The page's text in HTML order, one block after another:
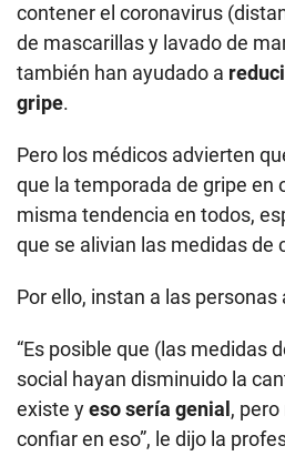
contener el coronavirus
de mascarillas y lavado de
también han ayudado a
gripe.
Pero los médicos advierten
que la temporada de gripe en
misma tendencia en todos,
que se alivian las medidas de
Por ello, instan a las personas
“Es posible que (las medidas
social hayan disminuido la
existe yeso sería genial ,
confiar en eso”, le dijo la